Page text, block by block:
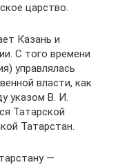
царство.
Казань и
С того времени
управлялась
власти, как
указом В. И.
Татарской
Татарстан.
—